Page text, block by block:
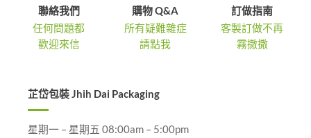
聯絡我們
任何問題都
歡迎來信
購物 Q&A
所有疑難雜症
請點我
訂做指南
客製訂做不再
霧撒撒
芷岱包裝 Jhih Dai Packaging
星期一 – 星期五 08:00am – 5:00pm